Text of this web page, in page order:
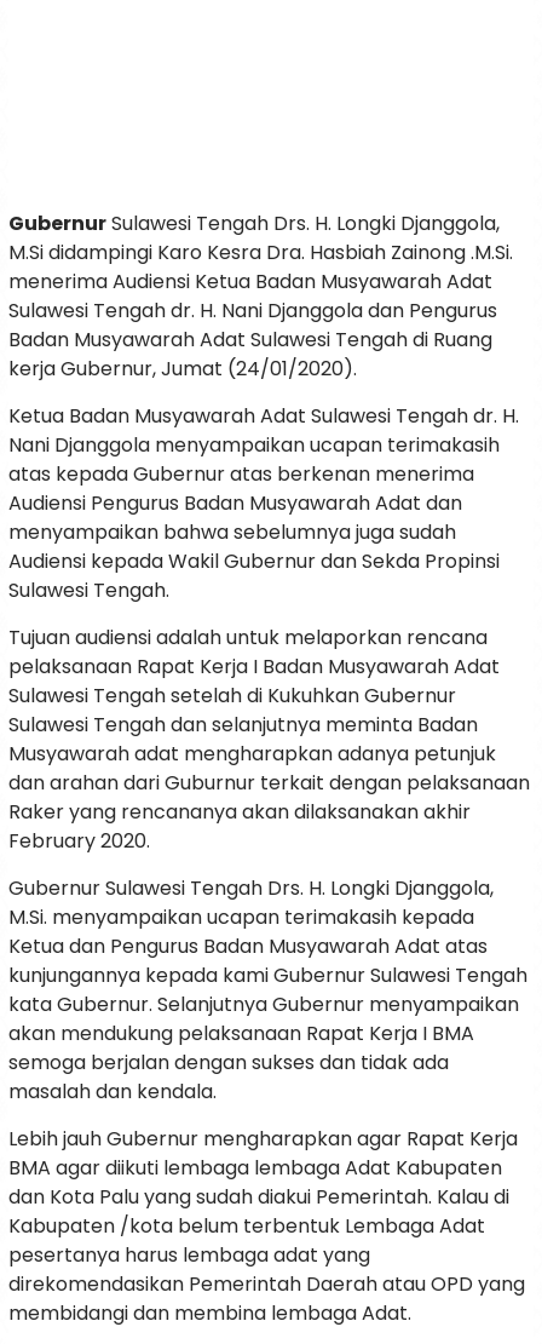
GubernurSulawesi Tengah Drs. H. Longki Djanggola,
M.Si didampingi Karo Kesra Dra. Hasbiah Zainong .M.Si.
menerima Audiensi Ketua Badan Musyawarah Adat
Sulawesi Tengah dr. H. Nani Djanggola dan Pengurus
Badan Musyawarah Adat Sulawesi Tengah di Ruang
kerja Gubernur, Jumat (24/01/2020).
Ketua Badan Musyawarah Adat Sulawesi Tengah dr. H.
Nani Djanggola menyampaikan ucapan terimakasih
atas kepada Gubernur atas berkenan menerima
Audiensi Pengurus Badan Musyawarah Adat dan
menyampaikan bahwa sebelumnya juga sudah
Audiensi kepada Wakil Gubernur dan Sekda Propinsi
Sulawesi Tengah.
Tujuan audiensi adalah untuk melaporkan rencana
pelaksanaan Rapat Kerja I Badan Musyawarah Adat
Sulawesi Tengah setelah di Kukuhkan Gubernur
Sulawesi Tengah dan selanjutnya meminta Badan
Musyawarah adat mengharapkan adanya petunjuk
dan arahan dari Guburnur terkait dengan pelaksanaan
Raker yang rencananya akan dilaksanakan akhir
February 2020.
Gubernur Sulawesi Tengah Drs. H. Longki Djanggola,
M.Si. menyampaikan ucapan terimakasih kepada
Ketua dan Pengurus Badan Musyawarah Adat atas
kunjungannya kepada kami Gubernur Sulawesi Tengah
kata Gubernur. Selanjutnya Gubernur menyampaikan
akan mendukung pelaksanaan Rapat Kerja I BMA
semoga berjalan dengan sukses dan tidak ada
masalah dan kendala.
Lebih jauh Gubernur mengharapkan agar Rapat Kerja
BMA agar diikuti lembaga lembaga Adat Kabupaten
dan Kota Palu yang sudah diakui Pemerintah. Kalau di
Kabupaten /kota belum terbentuk Lembaga Adat
pesertanya harus lembaga adat yang
direkomendasikan Pemerintah Daerah atau OPD yang
membidangi dan membina lembaga Adat.